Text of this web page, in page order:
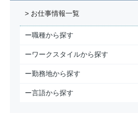
> お仕事情報一覧
ー職種から探す
ーワークスタイルから探す
ー勤務地から探す
ー言語から探す